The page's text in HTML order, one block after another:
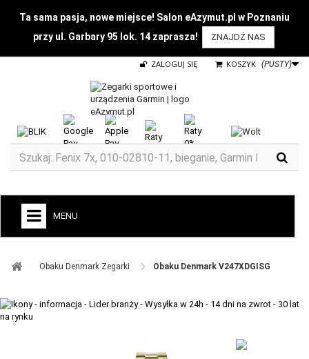
Ta sama pasja, nowe miejsce! Salon eAzymut.pl w Poznaniu
przy ul. Garbary 95 lok. 14 zaprasza!
ZNAJDŹ NAS
KOSZYK (PUSTY)
ZALOGUJ SIĘ
MENU
ZEGARKI DLA DZIECI GARMIN
Obaku Denmark Zegarki ​ Obaku Denmark V247XDGISG